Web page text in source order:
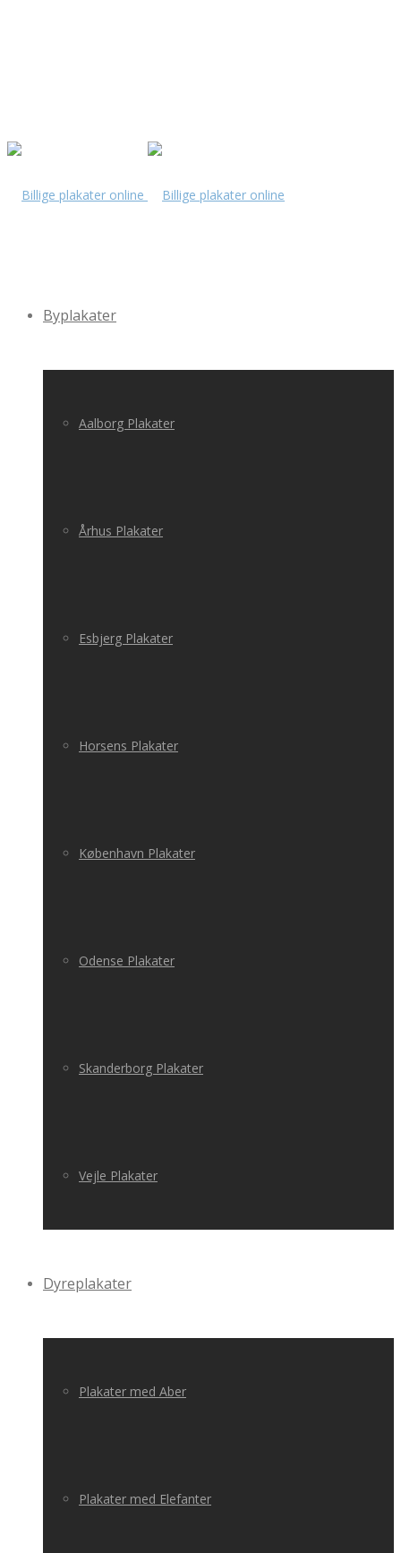
Byplakater
Aalborg Plakater
Århus Plakater
Esbjerg Plakater
Horsens Plakater
København Plakater
Odense Plakater
Skanderborg Plakater
Vejle Plakater
Dyreplakater
Plakater med Aber
Plakater med Elefanter